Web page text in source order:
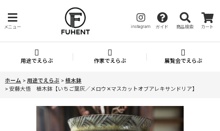
メニュー instagram ガイド 商品検索 カート
用途でえらぶ 作家でえらぶ 展覧会でえらぶ
ホーム > 用途でえらぶ > 植木鉢
> 安藤大悟 植木鉢【いちご葉灰／メロウ✕マスカットオブアレキサンドリア】